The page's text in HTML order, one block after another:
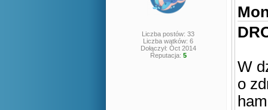
Liczba postów: 33
Liczba wątków: 6
Dołączył: Oct 2014
Reputacja: 5
W
o